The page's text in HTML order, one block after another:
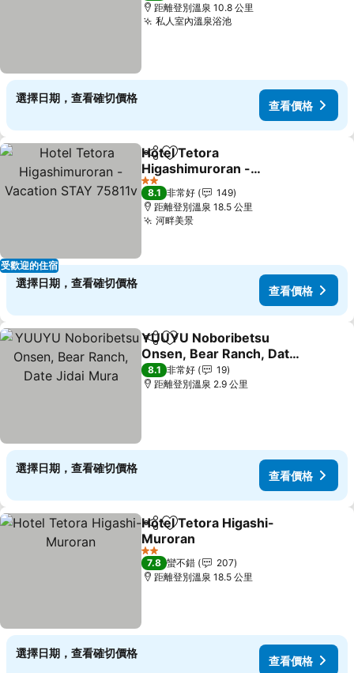
距離登別溫泉 10.8 公里
私人室內溫泉浴池
選擇日期，查看確切價格
查看價格
受歡迎的住宿
分享 加入我的最愛
Hotel Tetora
Higashimuroran -
Vacation STAY 75811v
2 星級
8.1 非常好
149
距離登別溫泉 18.5 公里
河畔美景
選擇日期，查看確切價格
查看價格
分享 加入我的最愛
YUUYU Noboribetsu
Onsen, Bear Ranch, Date
Jidai Mura
8.1 非常好
19
距離登別溫泉 2.9 公里
選擇日期，查看確切價格
查看價格
分享 加入我的最愛
Hotel Tetora Higashi-
Muroran
2 星級
7.8 蠻不錯
207
距離登別溫泉 18.5 公里
選擇日期，查看確切價格
查看價格